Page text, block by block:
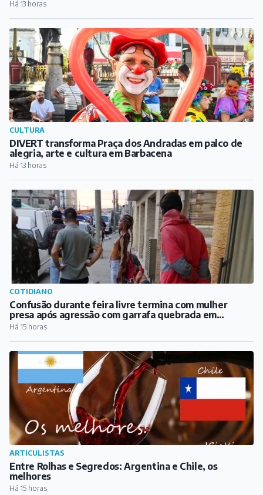
Há 13 horas
CULTURA
DIVERT transforma Praça dos Andradas em palco de
alegria, arte e cultura em Barbacena
Há 13 horas
COTIDIANO
Confusão durante feira livre termina com mulher
presa após agressão com garrafa quebrada em
Barbacena
Há 15 horas
ARTICULISTAS
Entre Rolhas e Segredos: Argentina e Chile, os
melhores
Há 15 horas